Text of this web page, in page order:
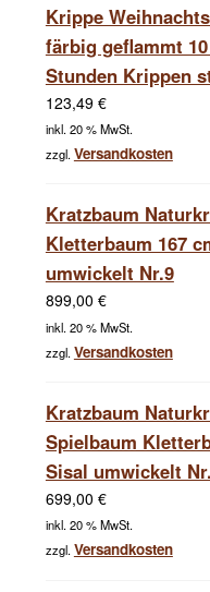
Krippe
färbig geflammt
Stunden Krippen
123,49 €
inkl. 20 % MwSt.
zzgl.Versandkosten
Kratzbaum
Kletterbaum 167
umwickelt Nr.9
899,00 €
inkl. 20 % MwSt.
zzgl. Versandkosten
Kratzbaum
Spielbaum
Sisal umwickelt
699,00 €
inkl. 20 % MwSt.
zzgl.Versandkosten